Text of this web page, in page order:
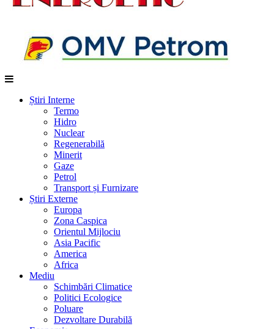
Știri Interne
Termo
Hidro
Nuclear
Regenerabilă
Minerit
Gaze
Petrol
Transport și Furnizare
Știri Externe
Europa
Zona Caspica
Orientul Mijlociu
Asia Pacific
America
Africa
Mediu
Schimbări Climatice
Politici Ecologice
Poluare
Dezvoltare Durabilă